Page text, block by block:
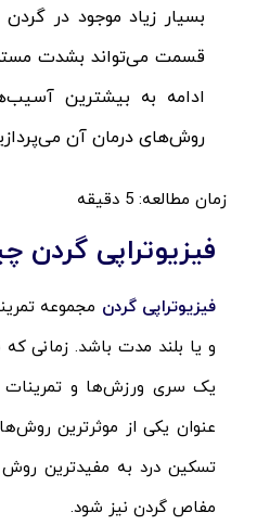
بسیار زیاد موجود در
قسمت می‌تواند بشدت
ادامه به بیشترین
روش‌های درمان آن
زمان مطالعه: 5 دقیقه
فیزیوتراپی
فیزیوتراپی گردن مجموعه
و یا بلند مدت باشد. زمانی
یک سری ورزش‌ها و تمرینات
عنوان یکی از موثر‌ترین
تسکین درد به مفیدترین
مفاص گردن نیز شود.